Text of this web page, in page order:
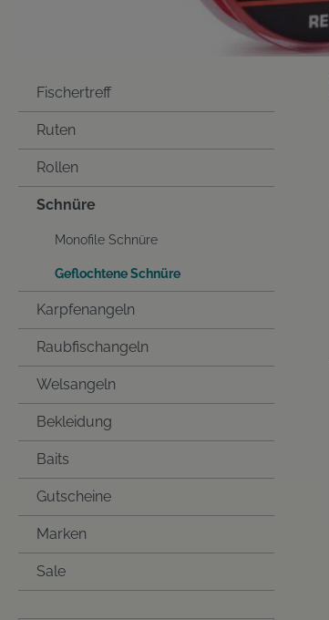
Fischertreff
Ruten
Rollen
Schnüre
Monofile Schnüre
Geflochtene Schnüre
Karpfenangeln
Raubfischangeln
Welsangeln
Bekleidung
Baits
Gutscheine
Marken
Sale